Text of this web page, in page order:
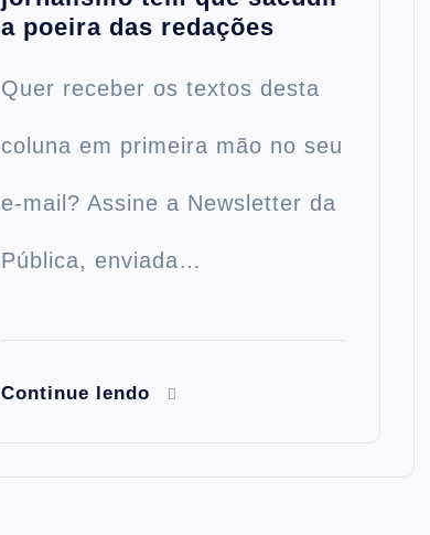
a poeira das redações
Quer receber os textos desta
coluna em primeira mão no seu
e-mail? Assine a Newsletter da
Pública, enviada…
Continue lendo